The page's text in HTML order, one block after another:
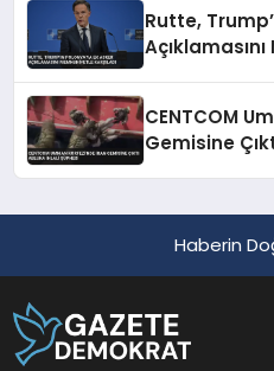
Rutte,
CENTCOM
Gemisine
Haberin